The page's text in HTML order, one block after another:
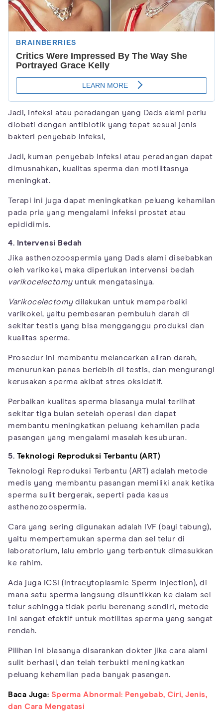
Jadi, infeksi atau peradangan yang Dads alami perlu
diobati dengan antibiotik yang tepat sesuai jenis
bakteri penyebab infeksi,
Jadi, kuman penyebab infeksi atau peradangan dapat
dimusnahkan, kualitas sperma dan motilitasnya
meningkat.
Terapi ini juga dapat meningkatkan peluang kehamilan
pada pria yang mengalami infeksi prostat atau
epididimis.
4. Intervensi Bedah
Jika asthenozoospermia yang Dads alami disebabkan
oleh varikokel, maka diperlukan intervensi bedah
varikocelectomyuntuk mengatasinya.
Varikocelectomydilakukan untuk memperbaiki
varikokel, yaitu pembesaran pembuluh darah di
sekitar testis yang bisa mengganggu produksi dan
kualitas sperma.
Prosedur ini membantu melancarkan aliran darah,
menurunkan panas berlebih di testis, dan mengurangi
kerusakan sperma akibat stres oksidatif.
Perbaikan kualitas sperma biasanya mulai terlihat
sekitar tiga bulan setelah operasi dan dapat
membantu meningkatkan peluang kehamilan pada
pasangan yang mengalami masalah kesuburan.
5. Teknologi Reproduksi Terbantu (ART)
Teknologi Reproduksi Terbantu (ART) adalah metode
medis yang membantu pasangan memiliki anak ketika
sperma sulit bergerak, seperti pada kasus
asthenozoospermia.
Cara yang sering digunakan adalah IVF (bayi tabung),
yaitu mempertemukan sperma dan sel telur di
laboratorium, lalu embrio yang terbentuk dimasukkan
ke rahim.
Ada juga ICSI (Intracytoplasmic Sperm Injection), di
mana satu sperma langsung disuntikkan ke dalam sel
telur sehingga tidak perlu berenang sendiri, metode
ini sangat efektif untuk motilitas sperma yang sangat
rendah.
Pilihan ini biasanya disarankan dokter jika cara alami
sulit berhasil, dan telah terbukti meningkatkan
peluang kehamilan pada banyak pasangan.
Baca Juga: Sperma Abnormal: Penyebab, Ciri, Jenis,
dan Cara Mengatasi